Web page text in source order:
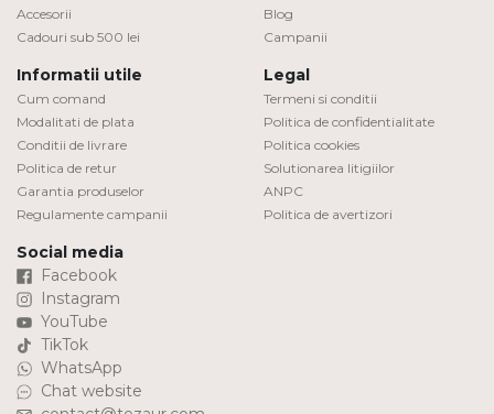
Accesorii
Cadouri sub 500 lei
Blog
Campanii
Informatii utile
Cum comand
Modalitati de plata
Conditii de livrare
Politica de retur
Garantia produselor
Regulamente campanii
Legal
Termeni si conditii
Politica de confidentialitate
Politica cookies
Solutionarea litigiilor
ANPC
Politica de avertizori
Social media
Facebook
Instagram
YouTube
TikTok
WhatsApp
Chat website